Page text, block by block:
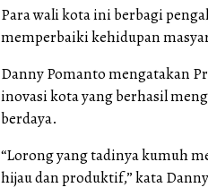
Para wali kota ini berbagi
memperbaiki kehidupan
Danny Pomanto mengatakan
inovasi kota yang berhasil
berdaya.
“Lorong yang tadinya kumuh
hijau dan produktif,” kata